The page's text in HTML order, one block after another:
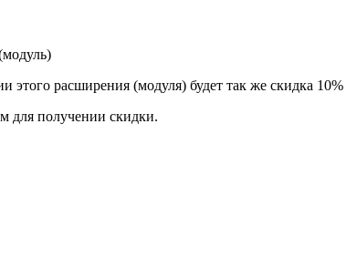
расширения (модуля) будет так же скидка 10%
для получении скидки.